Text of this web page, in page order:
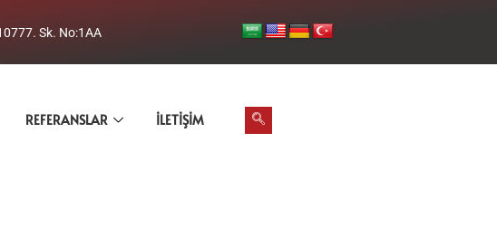
Sk. No:1AA
REFERANSLAR İLETIŞIM